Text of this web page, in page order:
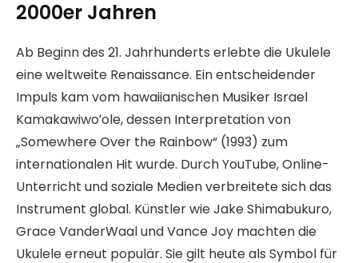
2000er Jahren
Ab Beginn des 21. Jahrhunderts erlebte die Ukulele
eine weltweite Renaissance. Ein entscheidender
Impuls kam vom hawaiianischen Musiker Israel
Kamakawiwoʻole, dessen Interpretation von
„Somewhere Over the Rainbow“ (1993) zum
internationalen Hit wurde. Durch YouTube, Online-
Unterricht und soziale Medien verbreitete sich das
Instrument global. Künstler wie Jake Shimabukuro,
Grace VanderWaal und Vance Joy machten die
Ukulele erneut populär. Sie gilt heute als Symbol für